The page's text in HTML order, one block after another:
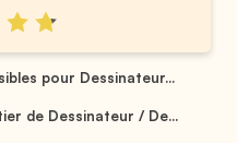
pour Dessinateur...
de Dessinateur / De...